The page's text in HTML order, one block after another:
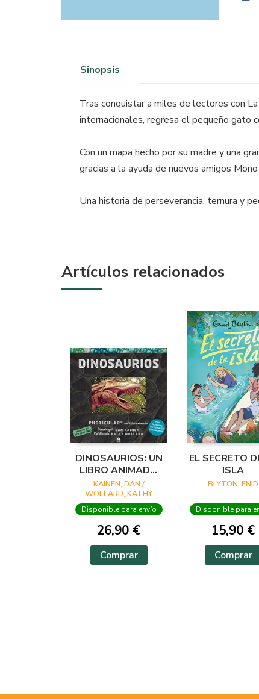
Sinopsis
Tras conquistar a miles de lectores con
internacionales, regresa el pequeño gato
Con un mapa hecho por su madre y una
gracias a la ayuda de nuevos amigos
Una historia de perseverancia, ternura y
Artículos relacionados
DINOSAURIOS: UN
LIBRO ANIMADO
EN PHOTICULAR
KAINEN, DAN /
WOLLARD, KATHY
Disponible para envío
26,90 €
Comprar
EL SECRETO
ISLA
BLYTON, ENID
Disponible para
15,90 €
Comprar